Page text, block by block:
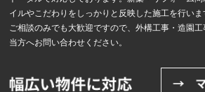
イルやこだわりをしっかりと反映した施工を行いま
ご相談のみでも大歓迎ですので、外構工事・造園
当方へお問い合わせください。